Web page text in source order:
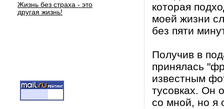
Жизнь без страха - это
другая жизнь!
которая
моей жизни
без пяти
Получив в
принялась
известным
тусовках. Он
со мной, но я